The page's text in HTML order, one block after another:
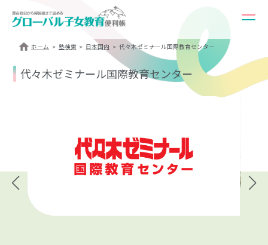
ホーム 塾検索 日本国内 代々木ゼミナール国際教育センター
代々木ゼミナール国際教育センター